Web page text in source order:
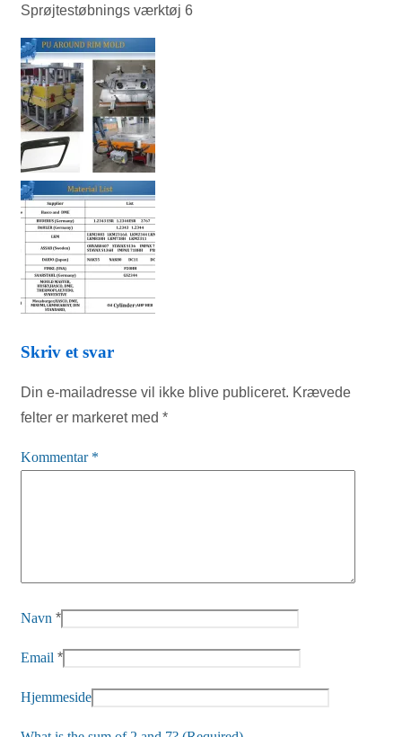
Sprøjtestøbnings værktøj 6
Skriv et svar
Din e-mailadresse vil ikke blive publiceret. Krævede
felter er markeret med *
Kommentar *
Navn *
Email *
Hjemmeside